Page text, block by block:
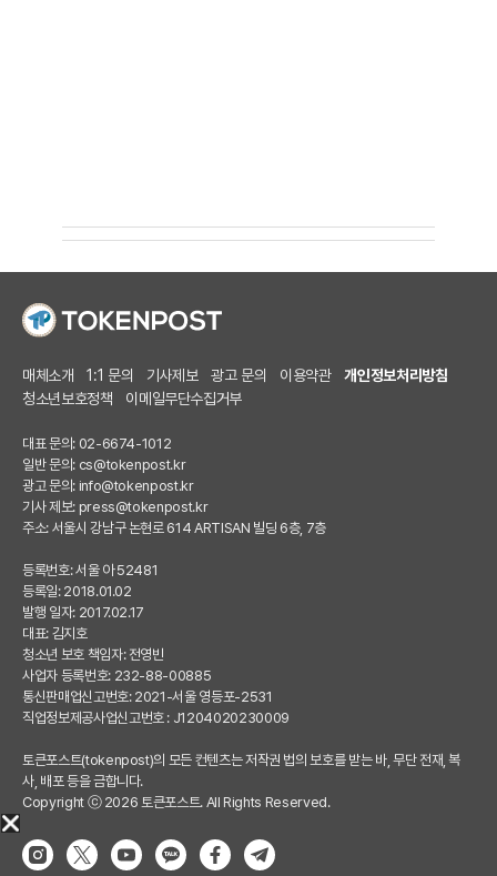
매체소개 1:1 문의 기사제보 광고 문의 이용약관
개인정보처리방침
청소년보호정책
이메일무단수집거부
대표 문의: 02-6674-1012
일반 문의: cs@tokenpost.kr
광고 문의: info@tokenpost.kr
기사 제보: press@tokenpost.kr
주소: 서울시 강남구 논현로 614 ARTISAN 빌딩 6층, 7층
등록번호: 서울 아 52481
등록일: 2018.01.02
발행 일자: 2017.02.17
대표: 김지호
청소년 보호 책임자: 전영빈
사업자 등록번호: 232-88-00885
통신판매업신고번호: 2021-서울 영등포-2531
직업정보제공사업신고번호 : J1204020230009
토큰포스트(tokenpost)의 모든 컨텐츠는 저작권 법의 보호를 받는 바, 무단 전재, 복
사, 배포 등을 금합니다.
Copyright ⓒ 2026 토큰포스트. All Rights Reserved.